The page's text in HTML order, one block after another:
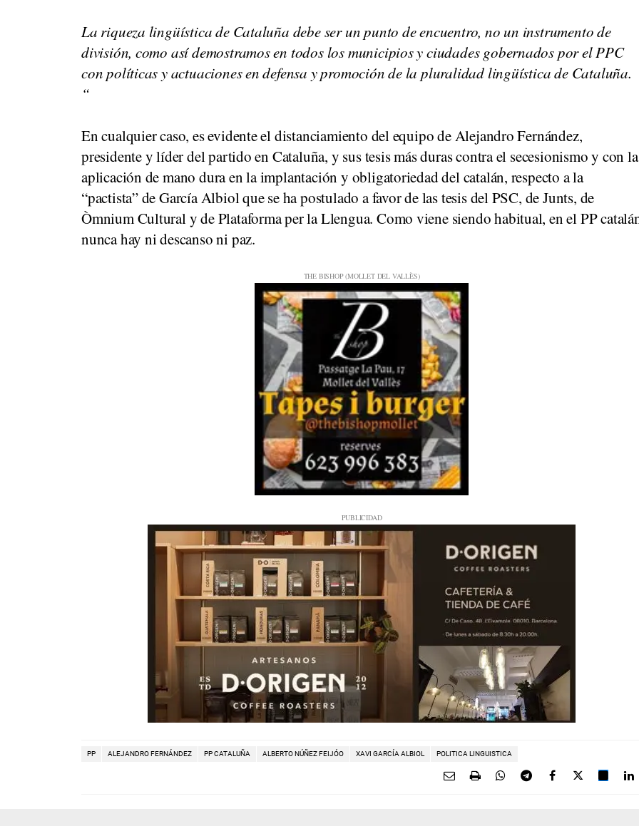
La riqueza lingüística de Cataluña debe ser un punto de encuentro, no un instrumento de
división, como así demostramos en todos los municipios y ciudades gobernados por el PPC
con políticas y actuaciones en defensa y promoción de la pluralidad lingüística de Cataluña.
“
En cualquier caso, es evidente el distanciamiento del equipo de Alejandro Fernández,
presidente y líder del partido en Cataluña, y sus tesis más duras contra el secesionismo y con la
aplicación de mano dura en la implantación y obligatoriedad del catalán, respecto a la
“pactista” de García Albiol que se ha postulado a favor de las tesis del PSC, de Junts, de
Òmnium Cultural y de Plataforma per la Llengua. Como viene siendo habitual, en el PP
nunca hay ni descanso ni paz.
PP ALEJANDRO FERNÁNDEZ PP CATALUÑA ALBERTO NÚÑEZ FEIJÓO XAVI GARCÍA ALBIOL POLITICA LINGUISTICA